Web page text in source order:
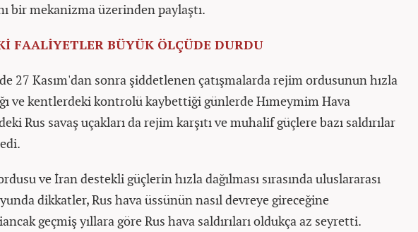
bir mekanizma üzerinden paylaştı.
FAALİYETLER BÜYÜK ÖLÇÜDE DURDU
27 Kasım'dan sonra şiddetlenen çatışmalarda rejim ordusunun hızla
ve kentlerdeki kontrolü kaybettiği günlerde Hımeymim Hava
Rus savaş uçakları da rejim karşıtı ve muhalif güçlere bazı saldırılar
ve İran destekli güçlerin hızla dağılması sırasında uluslararası
dikkatler, Rus hava üssünün nasıl devreye gireceğine
geçmiş yıllara göre Rus hava saldırıları oldukça az seyretti.